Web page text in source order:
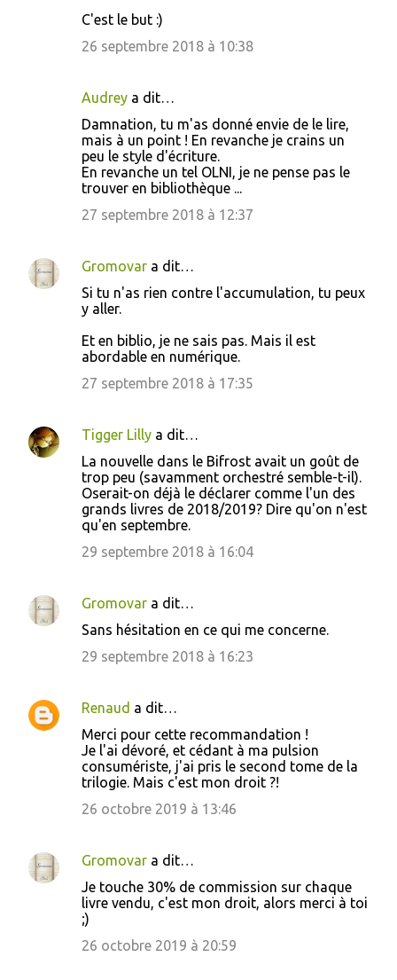
C'est le but :)
26 septembre 2018 à 10:38
Audrey a dit…
Damnation, tu m'as donné envie de le lire,
mais à un point ! En revanche je crains un
peu le style d'écriture.
En revanche un tel OLNI, je ne pense pas le
trouver en bibliothèque ...
27 septembre 2018 à 12:37
Gromovar a dit…
Si tu n'as rien contre l'accumulation, tu peux
y aller.
Et en biblio, je ne sais pas. Mais il est
abordable en numérique.
27 septembre 2018 à 17:35
Tigger Lilly a dit…
La nouvelle dans le Bifrost avait un goût de
trop peu (savamment orchestré semble-t-il).
Oserait-on déjà le déclarer comme l'un des
grands livres de 2018/2019? Dire qu'on n'est
qu'en septembre.
29 septembre 2018 à 16:04
Gromovar a dit…
Sans hésitation en ce qui me concerne.
29 septembre 2018 à 16:23
Renaud a dit…
Merci pour cette recommandation !
Je l'ai dévoré, et cédant à ma pulsion
consumériste, j'ai pris le second tome de la
trilogie. Mais c'est mon droit ?!
26 octobre 2019 à 13:46
Gromovar a dit…
Je touche 30% de commission sur chaque
livre vendu, c'est mon droit, alors merci à toi
;)
26 octobre 2019 à 20:59